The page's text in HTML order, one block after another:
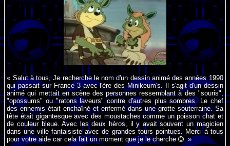
« Salut à tous, Je recherche le nom d'un dessin animé des années 1990
qui passait sur France 3 avec l'ère des Minikeum's. Il s'agit d'un dessin
animé qui mettait en scène des personnes ressemblant à des "souris",
"opossums" ou "ratons laveurs" contre d'autres plus sombres. Le chef
des ennemis était enchaîné et enfermé dans une grotte souterraine. Sa
tête était gigantesque avec des moustaches comme un poisson chat et
de couleur bleue. Avec les deux héros, il y avait souvent un magicien
dans une ville fantaisiste avec de grandes tours pointues. Merci à tous
pour votre aide car cela fait un moment que je le cherche
»